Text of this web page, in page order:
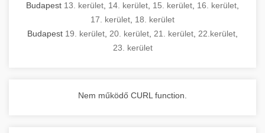
Budapest 13. kerület 14. kerület 15. kerület 16. kerület
17. kerület 18. kerület
Budapest 19. kerület 20. kerület 21. kerület 22.kerület
23. kerület
Nem működő CURL function.